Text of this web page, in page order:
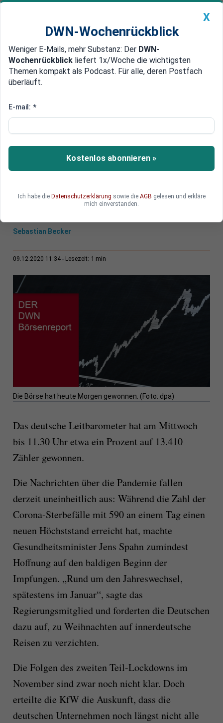
Newsticker MEIN DWN: Geldanlage Premium
Edelmetalle DWN-Magazin China
Dax: Anleger lassen sich von
Pandemie nicht stören
Das deutsche Leitbarometer hat heute Morgen
zugelegt. Die Informationen zur Entwicklung der
Sebastian Becker
09.12.2020 11:34 Lesezeit: 1 min
Die Börse hat heute Morgen gewonnen. (Foto: dpa)
Das deutsche Leitbarometer hat am Mittwoch
bis 11.30 Uhr etwa ein Prozent auf 13.410
Zähler gewonnen.
Die Nachrichten über die Pandemie fallen
derzeit uneinheitlich aus: Während die Zahl der
Corona-Sterbefälle mit 590 an einem Tag einen
neuen Höchststand erreicht hat, machte
Gesundheitsminister Jens Spahn zumindest
Hoffnung auf den baldigen Beginn der
Impfungen. „Rund um den Jahreswechsel,
spätestens im Januar“, sagte das
Regierungsmitglied und forderten die Deutschen
dazu auf, zu Weihnachten auf innerdeutsche
Reisen zu verzichten.
Die Folgen des zweiten Teil-Lockdowns im
November sind zwar noch nicht klar. Doch
erteilte die KfW die Auskunft, dass die
deutschen Unternehmen noch längst nicht alle
X
DWN-Wochenrückblick
Weniger E-Mails, mehr Substanz: Der DWN-
Wochenrückblick liefert 1x/Woche die wichtigsten
Themen kompakt als Podcast. Für alle, deren Postfach
überläuft.
E-mail: *
Kostenlos abonnieren »
Ich habe die Datenschutzerklärung sowie die AGB gelesen und erkläre
mich einverstanden.